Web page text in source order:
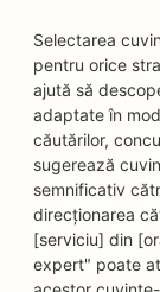
Selectarea
pentru orice
ajută să
adaptate în
căutărilor,
sugerează
semnificativ
direcționarea
[serviciu] din
expert" poate